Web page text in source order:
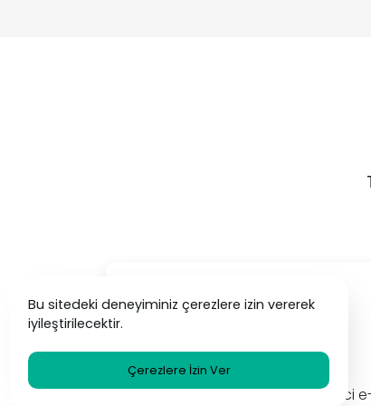
izin
Basit & Ücretsiz
Hızlı ve basit adımlarla geçici
Bu sitedeki deneyiminiz çerezlere izin vererek
iyileştirilecektir.
Çerezlere İzin Ver